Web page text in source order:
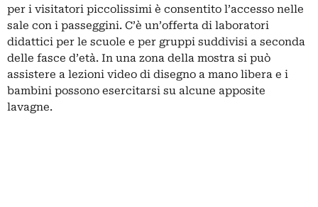
per i visitatori piccolissimi è consentito l’accesso nelle
sale con i passeggini. C’è un’offerta di laboratori
didattici per le scuole e per gruppi suddivisi a seconda
delle fasce d’età. In una zona della mostra si può
assistere a lezioni video di disegno a mano libera e i
bambini possono esercitarsi su alcune apposite
lavagne.